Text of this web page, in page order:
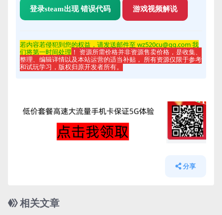
登录steam出现 错误代码 游戏视频解说
若内容若侵犯到您的权益，请发送邮件至 wz520cu@qq.com 我
们将第一时间处理 ！ 资源所需价格并非资源售卖价格，是收集、
整理、编辑详情以及本站运营的适当补贴， 所有资源仅限于参考
和试玩学习，版权归原开发者所有。
分享
相关文章